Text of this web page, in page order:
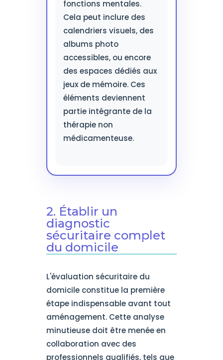
fonctions mentales.
Cela peut inclure des
calendriers visuels, des
albums photo
accessibles, ou encore
des espaces dédiés aux
jeux de mémoire. Ces
éléments deviennent
partie intégrante de la
thérapie non
médicamenteuse.
2. Établir un
diagnostic
sécuritaire complet
du domicile
L'évaluation sécuritaire du
domicile constitue la première
étape indispensable avant tout
aménagement. Cette analyse
minutieuse doit être menée en
collaboration avec des
professionnels qualifiés, tels que